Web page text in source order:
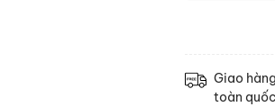
Giao hàng
toàn quốc